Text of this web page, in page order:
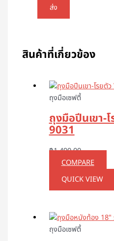
สินค้าที่เกี่ยวข้อง
ถุงมือเซฟตี้
ถุงมือปีนเขา-
9031
฿1,490.00
COMPARE
QUICK VIEW
ถุงมือเซฟตี้